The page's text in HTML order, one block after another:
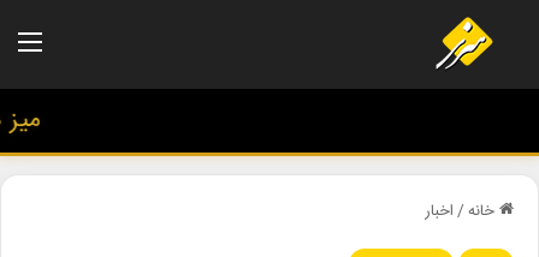
میز
خانه/اخبار